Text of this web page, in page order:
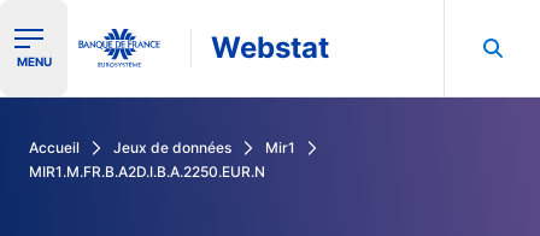
Ouvrir le menu de navigation
MENU Webstat
Accueil Jeux de données
Mir1
MIR1.M.FR.B.A2D.I.B.A.2250.EUR.N